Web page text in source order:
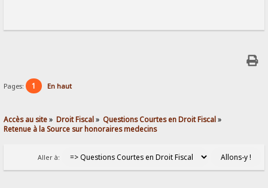
Pages: 1 En haut
Accès au site» Droit Fiscal» Questions Courtes en Droit Fiscal»
Retenue à la Source sur honoraires medecins
Aller à: